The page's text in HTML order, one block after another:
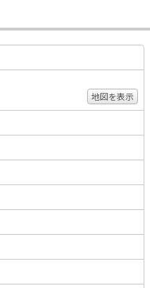
地図を表示